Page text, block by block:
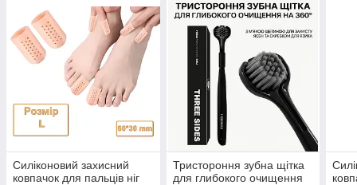
Силіконовий захисний
ковпачок для пальців ніг
Тристороння зубна щітка
для глибокого очищення